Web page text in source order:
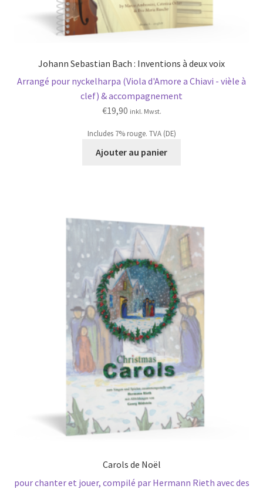
Johann Sebastian Bach : Inventions à deux voix
Arrangé pour nyckelharpa (Viola d'Amore a Chiavi - vièle à
clef) & accompagnement
€19,90 inkl. Mwst.
Includes 7% rouge. TVA (DE)
Ajouter au panier
Carols de Noël
pour chanter et jouer, compilé par Hermann Rieth avec des